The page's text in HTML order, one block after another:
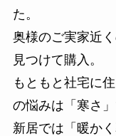
た。
奥様のご実家近
見つけて購入。
もともと社宅に
の悩みは「寒さ」
新居では「暖か